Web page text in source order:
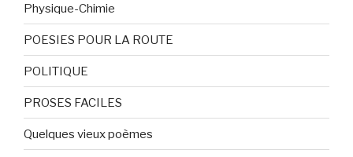
Physique-Chimie
POESIES POUR LA ROUTE
POLITIQUE
PROSES FACILES
Quelques vieux poèmes